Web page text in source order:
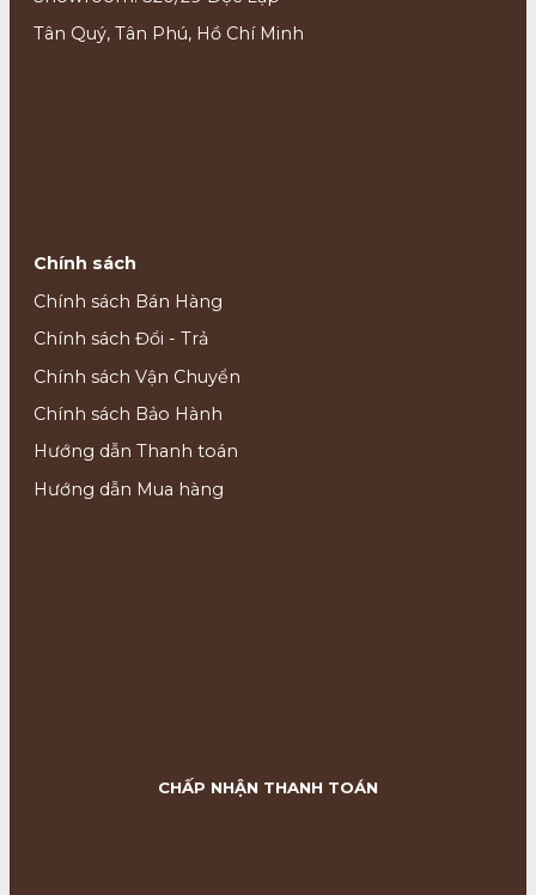
Tân Quý, Tân Phú, Hồ Chí Minh
Chính sách
Chính sách Bán Hàng
Chính sách Đổi - Trả
Chính sách Vận Chuyển
Chính sách Bảo Hành
Hướng dẫn Thanh toán
Hướng dẫn Mua hàng
CHẤP NHẬN THANH TOÁN